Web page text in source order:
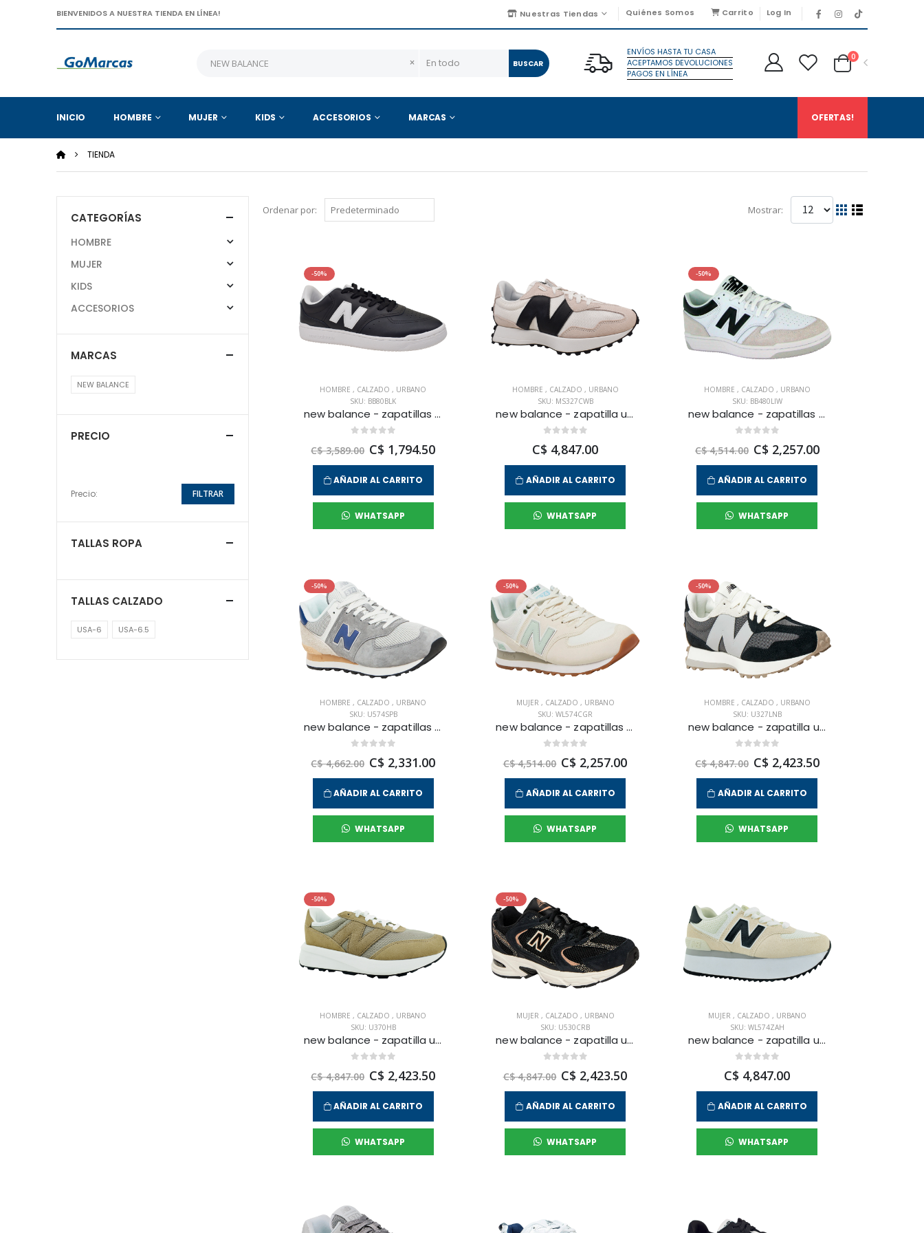
BIENVENIDOS A NUESTRA TIENDA EN LÍNEA! Nuestras Tiendas Quiénes Somos Carrito Log In
× BUSCAR
ENVÍOS HASTA TU CASA
ACEPTAMOS DEVOLUCIONES
PAGOS EN LÍNEA
0
INICIO HOMBRE MUJER KIDS ACCESORIOS MARCAS OFERTAS!
TIENDA
Ordenar por: Mostrar:
-50%
HOMBRE, CALZADO, URBANO
SKU: BB80BLK
new balance - zapatillas urbanas 80 para hombre
C$ 3,589.00 C$ 1,794.50
AÑADIR AL CARRITO
WHATSAPP
HOMBRE , CALZADO , URBANO
SKU: MS327CWB
new balance - zapatilla urbana 327 para hombre
C$ 4,847.00
AÑADIR AL CARRITO
WHATSAPP
-50%
HOMBRE , CALZADO , URBANO
SKU: BB480LIW
new balance - zapatillas urbanas 480 para hombre
C$ 4,514.00 C$ 2,257.00
AÑADIR AL CARRITO
WHATSAPP
-50%
HOMBRE, CALZADO, URBANO
SKU: U574SPB
new balance - zapatillas urbanas 574 para hombre
C$ 4,662.00 C$ 2,331.00
AÑADIR AL CARRITO
WHATSAPP
-50%
MUJER , CALZADO , URBANO
SKU: WL574CGR
new balance - zapatillas urbanas 574 para mujer
C$ 4,514.00 C$ 2,257.00
AÑADIR AL CARRITO
WHATSAPP
-50%
HOMBRE , CALZADO , URBANO
SKU: U327LNB
new balance - zapatilla urbana 327 para hombre
C$ 4,847.00 C$ 2,423.50
AÑADIR AL CARRITO
WHATSAPP
-50%
HOMBRE, CALZADO, URBANO
SKU: U370HB
new balance - zapatilla urbana 370 para hombre
C$ 4,847.00 C$ 2,423.50
AÑADIR AL CARRITO
WHATSAPP
-50%
MUJER , CALZADO , URBANO
SKU: U530CRB
new balance - zapatilla urbana 530 para mujer
C$ 4,847.00 C$ 2,423.50
AÑADIR AL CARRITO
WHATSAPP
MUJER , CALZADO , URBANO
SKU: WL574ZAH
new balance - zapatilla urbana 574 para mujer
C$ 4,847.00
AÑADIR AL CARRITO
WHATSAPP
CATEGORÍAS
HOMBRE
MUJER
KIDS
ACCESORIOS
MARCAS
NEW BALANCE
PRECIO
Precio: FILTRAR
TALLAS ROPA
TALLAS CALZADO
USA-6 USA-6.5